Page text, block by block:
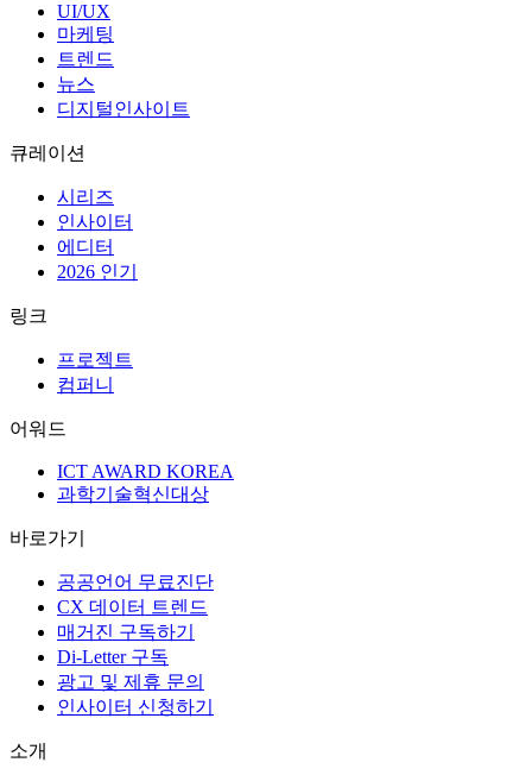
UI/UX
마케팅
트렌드
뉴스
디지털인사이트
큐레이션
시리즈
인사이터
에디터
2026 인기
링크
프로젝트
컴퍼니
어워드
ICT AWARD KOREA
과학기술혁신대상
바로가기
공공언어 무료진단
CX 데이터 트렌드
매거진 구독하기
Di-Letter 구독
광고 및 제휴 문의
인사이터 신청하기
소개